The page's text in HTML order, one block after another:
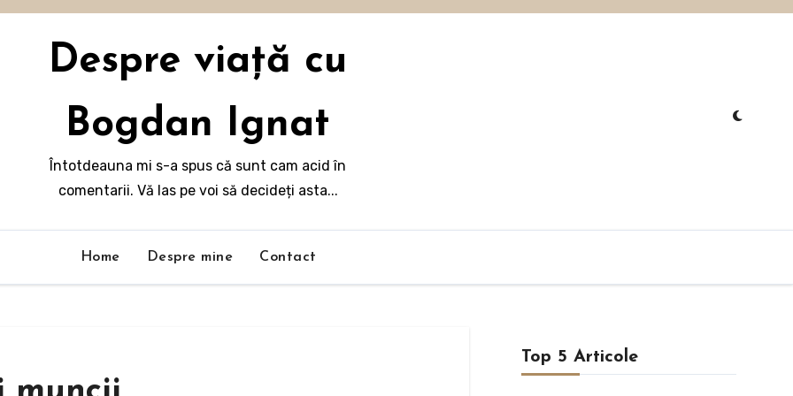
Despre viață cu
Bogdan Ignat
Întotdeauna mi s-a spus că sunt cam acid în
comentarii. Vă las pe voi să decideți asta...
Home Despre mine Contact
Top 5 Articole